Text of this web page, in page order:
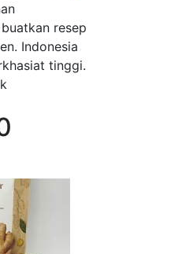
resep
Indonesia
tinggi.